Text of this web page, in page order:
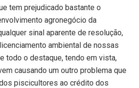
tem prejudicado bastante o
agronegócio da
sinal aparente de resolução,
ambiental de nossas
todo o destaque, tendo em vista,
causando um outro problema que
piscicultores ao crédito dos